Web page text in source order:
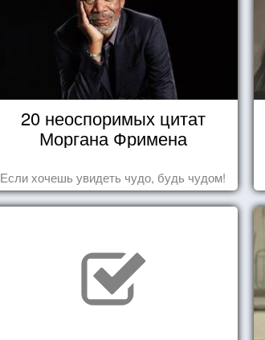
20 неоспоримых цитат
Моргана Фримена
Если хочешь увидеть чудо, будь чудом!